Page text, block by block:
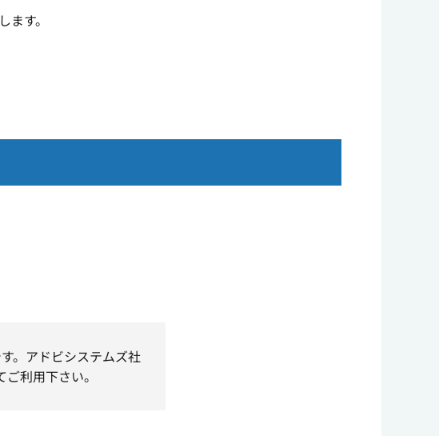
す。
。アドビシステムズ社
利用下さい。